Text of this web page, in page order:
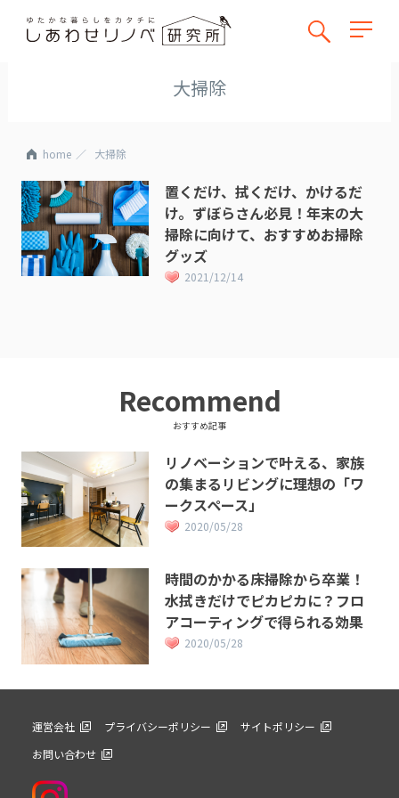
大掃除
home 大掃除
置くだけ、拭くだけ、かけるだ
け。ずぼらさん必見！年末の大
掃除に向けて、おすすめお掃除
グッズ
2021/12/14
Recommend
おすすめ記事
リノベーションで叶える、家族
の集まるリビングに理想の「ワ
ークスペース」
2020/05/28
時間のかかる床掃除から卒業！
水拭きだけでピカピカに？フロ
アコーティングで得られる効果
2020/05/28
運営会社 プライバシーポリシー
サイトポリシー
お問い合わせ